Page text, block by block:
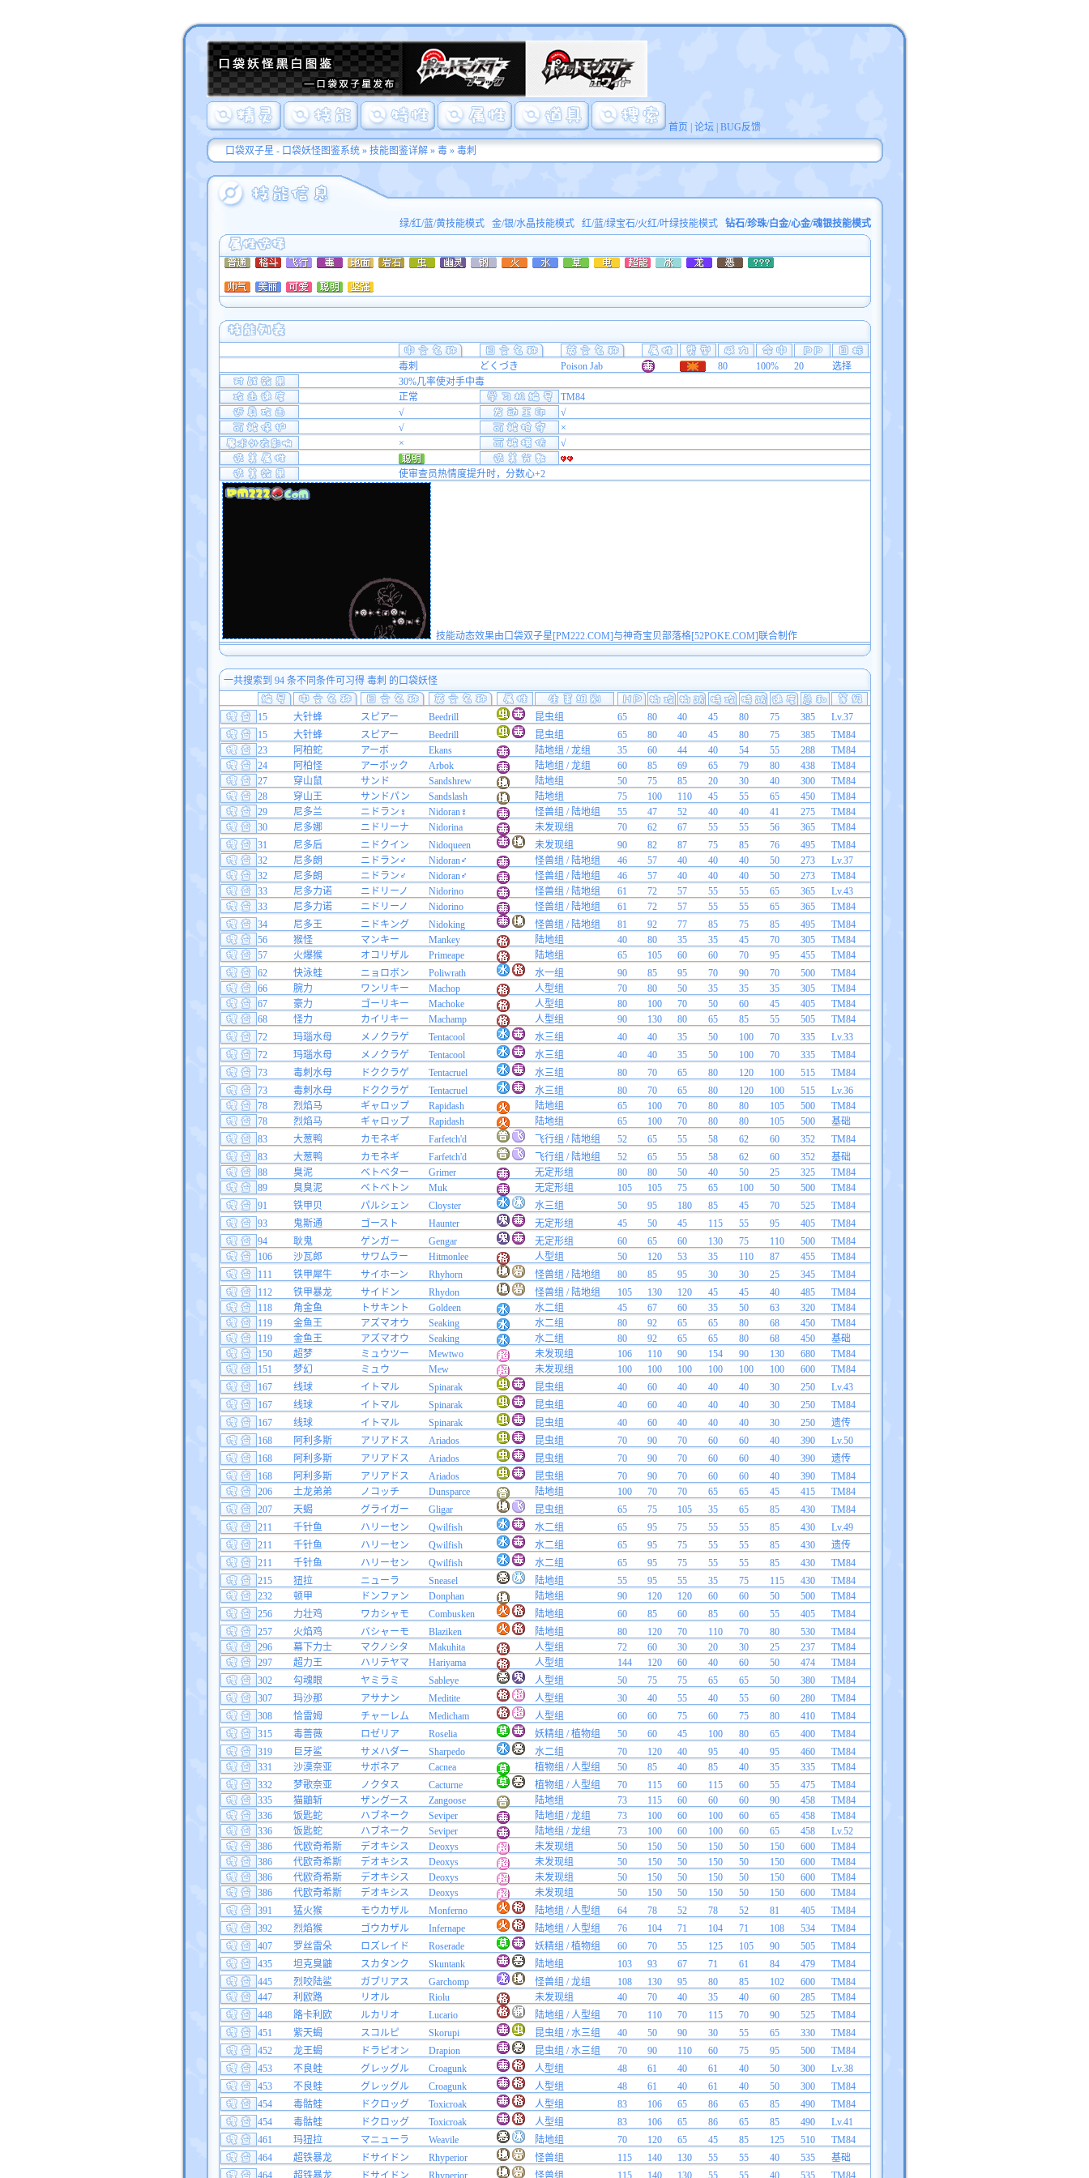
首页 论坛| BUG反馈
口袋双子星 - 口袋妖怪图鉴系统» 技能图鉴详解» 毒» 毒刺
绿/红/蓝/黄技能模式 金/银/水晶技能模式 红/蓝/绿宝石/火红/叶绿技能模式 钻石/珍珠/白金/心金/魂银技能模式
毒刺 どくづき Poison Jab 80 100% 20
选择
30%几率使对手中毒
正常
TM84
√
√
√
×
×
√
使审查员热情度提升时，分数心+2
技能动态效果由口袋双子星[PM222.COM]与神奇宝贝部落格[52POKE.COM]联合制作
一共搜索到 94 条不同条件可习得 毒刺 的口袋妖怪
15 大针蜂 スピアー Beedrill 昆虫组 65 80 40 45 80 75 385
Lv.37
15
大针蜂 スピアー Beedrill 昆虫组 65 80 40 45 80 75 385
TM84
23
阿柏蛇 アーボ Ekans 陆地组 / 龙组 35 60 44 40 54 55 288
TM84
24
阿柏怪 アーボック Arbok 陆地组 / 龙组 60 85 69 65 79 80 438
TM84
27
穿山鼠 サンド Sandshrew 陆地组 50 75 85 20 30 40 300
TM84
28
穿山王 サンドパン Sandslash 陆地组 75 100 110 45 55 65 450
TM84
29
尼多兰 ニドラン♀ Nidoran♀ 怪兽组 / 陆地组 55 47 52 40 40 41 275
TM84
30
尼多娜 ニドリーナ Nidorina 未发现组 70 62 67 55 55 56 365
TM84
31
尼多后 ニドクイン Nidoqueen 未发现组 90 82 87 75 85 76 495
TM84
32
尼多朗 ニドラン♂ Nidoran♂ 怪兽组 / 陆地组 46 57 40 40 40 50 273
Lv.37
32
尼多朗 ニドラン♂ Nidoran♂ 怪兽组 / 陆地组 46 57 40 40 40 50 273
TM84
33
尼多力诺 ニドリーノ Nidorino 怪兽组 / 陆地组 61 72 57 55 55 65 365
Lv.43
33
尼多力诺 ニドリーノ Nidorino 怪兽组 / 陆地组 61 72 57 55 55 65 365
TM84
34
尼多王 ニドキング Nidoking 怪兽组 / 陆地组 81 92 77 85 75 85 495
TM84
56
猴怪 マンキー Mankey 陆地组 40 80 35 35 45 70 305
TM84
57
火爆猴 オコリザル Primeape 陆地组 65 105 60 60 70 95 455
TM84
62
快泳蛙 ニョロボン Poliwrath 水一组 90 85 95 70 90 70 500
TM84
66
腕力 ワンリキー Machop 人型组 70 80 50 35 35 35 305
TM84
67
豪力 ゴーリキー Machoke 人型组 80 100 70 50 60 45 405
TM84
68
怪力 カイリキー Machamp 人型组 90 130 80 65 85 55 505
TM84
72
玛瑙水母 メノクラゲ Tentacool 水三组 40 40 35 50 100 70 335
Lv.33
72
玛瑙水母 メノクラゲ Tentacool 水三组 40 40 35 50 100 70 335
TM84
73
毒刺水母 ドククラゲ Tentacruel 水三组 80 70 65 80 120 100 515
TM84
73
毒刺水母 ドククラゲ Tentacruel 水三组 80 70 65 80 120 100 515
Lv.36
78
烈焰马 ギャロップ Rapidash 陆地组 65 100 70 80 80 105 500
TM84
78
烈焰马 ギャロップ Rapidash 陆地组 65 100 70 80 80 105 500
基础
83
大葱鸭 カモネギ Farfetch'd 飞行组 / 陆地组 52 65 55 58 62 60 352
TM84
83
大葱鸭 カモネギ Farfetch'd 飞行组 / 陆地组 52 65 55 58 62 60 352
基础
88
臭泥 ベトベター Grimer 无定形组 80 80 50 40 50 25 325
TM84
89
臭臭泥 ベトベトン Muk 无定形组 105 105 75 65 100 50 500
TM84
91
铁甲贝 パルシェン Cloyster 水三组 50 95 180 85 45 70 525
TM84
93
鬼斯通 ゴースト Haunter 无定形组 45 50 45 115 55 95 405
TM84
94
耿鬼 ゲンガー Gengar 无定形组 60 65 60 130 75 110 500
TM84
106
沙瓦郎 サワムラー Hitmonlee 人型组 50 120 53 35 110 87 455
TM84
111
铁甲犀牛 サイホーン Rhyhorn 怪兽组 / 陆地组 80 85 95 30 30 25 345
TM84
112
铁甲暴龙 サイドン Rhydon 怪兽组 / 陆地组 105 130 120 45 45 40 485
TM84
118
角金鱼 トサキント Goldeen 水二组 45 67 60 35 50 63 320
TM84
119
金鱼王 アズマオウ Seaking 水二组 80 92 65 65 80 68 450
TM84
119
金鱼王 アズマオウ Seaking 水二组 80 92 65 65 80 68 450
基础
150
超梦 ミュウツー Mewtwo 未发现组 106 110 90 154 90 130 680
TM84
151
梦幻 ミュウ Mew 未发现组 100 100 100 100 100 100 600
TM84
167
线球 イトマル Spinarak 昆虫组 40 60 40 40 40 30 250
Lv.43
167
线球 イトマル Spinarak 昆虫组 40 60 40 40 40 30 250
TM84
167
线球 イトマル Spinarak 昆虫组 40 60 40 40 40 30 250
遗传
168
阿利多斯 アリアドス Ariados 昆虫组 70 90 70 60 60 40 390
Lv.50
168
阿利多斯 アリアドス Ariados 昆虫组 70 90 70 60 60 40 390
遗传
168
阿利多斯 アリアドス Ariados 昆虫组 70 90 70 60 60 40 390
TM84
206
土龙弟弟 ノコッチ Dunsparce 陆地组 100 70 70 65 65 45 415
TM84
207
天蝎 グライガー Gligar 昆虫组 65 75 105 35 65 85 430
TM84
211
千针鱼 ハリーセン Qwilfish 水二组 65 95 75 55 55 85 430
Lv.49
211
千针鱼 ハリーセン Qwilfish 水二组 65 95 75 55 55 85 430
遗传
211
千针鱼 ハリーセン Qwilfish 水二组 65 95 75 55 55 85 430
TM84
215
狃拉 ニューラ Sneasel 陆地组 55 95 55 35 75 115 430
TM84
232
顿甲 ドンファン Donphan 陆地组 90 120 120 60 60 50 500
TM84
256
力壮鸡 ワカシャモ Combusken 陆地组 60 85 60 85 60 55 405
TM84
257
火焰鸡 バシャーモ Blaziken 陆地组 80 120 70 110 70 80 530
TM84
296
幕下力士 マクノシタ Makuhita 人型组 72 60 30 20 30 25 237
TM84
297
超力王 ハリテヤマ Hariyama 人型组 144 120 60 40 60 50 474
TM84
302
勾魂眼 ヤミラミ Sableye 人型组 50 75 75 65 65 50 380
TM84
307
玛沙那 アサナン Meditite 人型组 30 40 55 40 55 60 280
TM84
308
恰雷姆 チャーレム Medicham 人型组 60 60 75 60 75 80 410
TM84
315
毒蔷薇 ロゼリア Roselia 妖精组 / 植物组 50 60 45 100 80 65 400
TM84
319
巨牙鲨 サメハダー Sharpedo 水二组 70 120 40 95 40 95 460
TM84
331
沙漠奈亚 サボネア Cacnea 植物组 / 人型组 50 85 40 85 40 35 335
TM84
332
梦歌奈亚 ノクタス Cacturne 植物组 / 人型组 70 115 60 115 60 55 475
TM84
335
猫鼬斩 ザングース Zangoose 陆地组 73 115 60 60 60 90 458
TM84
336
饭匙蛇 ハブネーク Seviper 陆地组 / 龙组 73 100 60 100 60 65 458
TM84
336
饭匙蛇 ハブネーク Seviper 陆地组 / 龙组 73 100 60 100 60 65 458
Lv.52
386
代欧奇希斯 デオキシス Deoxys 未发现组 50 150 50 150 50 150 600
TM84
386
代欧奇希斯 デオキシス Deoxys 未发现组 50 150 50 150 50 150 600
TM84
386
代欧奇希斯 デオキシス Deoxys 未发现组 50 150 50 150 50 150 600
TM84
386
代欧奇希斯 デオキシス Deoxys 未发现组 50 150 50 150 50 150 600
TM84
391
猛火猴 モウカザル Monferno 陆地组 / 人型组 64 78 52 78 52 81 405
TM84
392
烈焰猴 ゴウカザル Infernape 陆地组 / 人型组 76 104 71 104 71 108 534
TM84
407
罗丝雷朵 ロズレイド Roserade 妖精组 / 植物组 60 70 55 125 105 90 505
TM84
435
坦克臭鼬 スカタンク Skuntank 陆地组 103 93 67 71 61 84 479
TM84
445
烈咬陆鲨 ガブリアス Garchomp 怪兽组 / 龙组 108 130 95 80 85 102 600
TM84
447
利欧路 リオル Riolu 未发现组 40 70 40 35 40 60 285
TM84
448
路卡利欧 ルカリオ Lucario 陆地组 / 人型组 70 110 70 115 70 90 525
TM84
451
紫天蝎 スコルピ Skorupi 昆虫组 / 水三组 40 50 90 30 55 65 330
TM84
452
龙王蝎 ドラピオン Drapion 昆虫组 / 水三组 70 90 110 60 75 95 500
TM84
453
不良蛙 グレッグル Croagunk 人型组 48 61 40 61 40 50 300
Lv.38
453
不良蛙 グレッグル Croagunk 人型组 48 61 40 61 40 50 300
TM84
454
毒骷蛙 ドクロッグ Toxicroak 人型组 83 106 65 86 65 85 490
TM84
454
毒骷蛙 ドクロッグ Toxicroak 人型组 83 106 65 86 65 85 490
Lv.41
461
玛狃拉 マニューラ Weavile 陆地组 70 120 65 45 85 125 510
TM84
464
超铁暴龙 ドサイドン Rhyperior 怪兽组 115 140 130 55 55 40 535
基础
464
超铁暴龙 ドサイドン Rhyperior 怪兽组 115 140 130 55 55 40 535 TM84